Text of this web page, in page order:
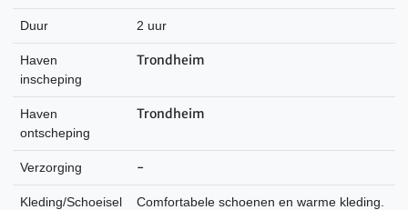
Duur 2 uur
Haven
inscheping
Trondheim
Haven
ontscheping
Trondheim
Verzorging -
Kleding/Schoeisel Comfortabele schoenen en warme kleding.